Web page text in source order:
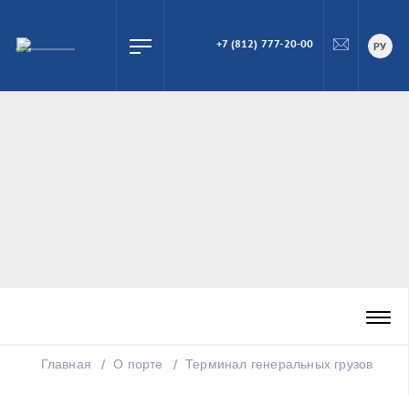
ПОИСК
+7 (812) 777-20-00 РУ
Главная О порте Терминал генеральных грузов